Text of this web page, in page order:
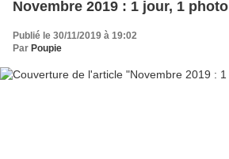
Novembre 2019 : 1 jour, 1 photo
Publié le 30/11/2019 à 19:02
Par Poupie